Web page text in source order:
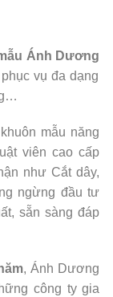
Ánh Dương
phục vụ đa dạng
mẫu năng
viên cao cấp
như Cắt dây,
ngừng đầu tư
sẵn sàng đáp
, Ánh Dương
công ty gia